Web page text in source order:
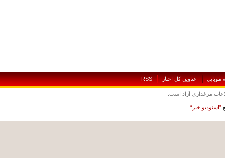
عناوين کل اخبار RSS
مرغداری آزاد است.
خبر“